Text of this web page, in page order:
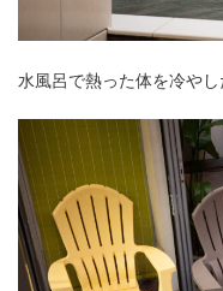
水風呂で熱った体を冷やし